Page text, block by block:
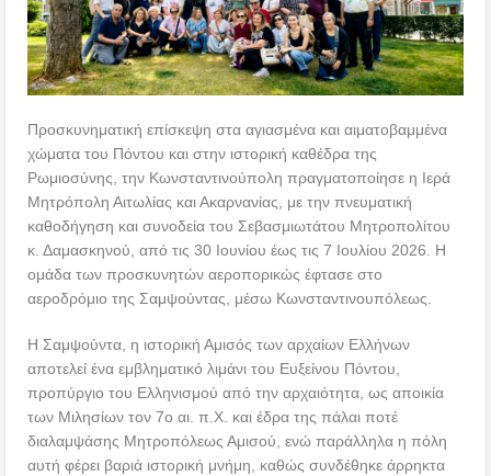
Προσκυνηματική επίσκεψη στα αγιασμένα και αιματοβαμμένα
χώματα του Πόντου και στην ιστορική καθέδρα της
Ρωμιοσύνης, την Κωνσταντινούπολη πραγματοποίησε η Ιερά
Μητρόπολη Αιτωλίας και Ακαρνανίας, με την πνευματική
καθοδήγηση και συνοδεία του Σεβασμιωτάτου Μητροπολίτου
κ. Δαμασκηνού, από τις 30 Ιουνίου έως τις 7 Ιουλίου 2026. Η
ομάδα των προσκυνητών αεροπορικώς έφτασε στο
αεροδρόμιο της Σαμψούντας, μέσω Κωνσταντινουπόλεως.
Η Σαμψούντα, η ιστορική Αμισός των αρχαίων Ελλήνων
αποτελεί ένα εμβληματικό λιμάνι του Ευξείνου Πόντου,
προπύργιο του Ελληνισμού από την αρχαιότητα, ως αποικία
των Μιλησίων τον 7ο αι. π.Χ. και έδρα της πάλαι ποτέ
διαλαμψάσης Μητροπόλεως Αμισού, ενώ παράλληλα η πόλη
αυτή φέρει βαριά ιστορική μνήμη, καθώς συνδέθηκε άρρηκτα